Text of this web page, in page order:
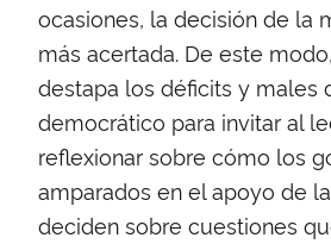
ocasiones, la decisión de la
más acertada. De este
destapa los déficits y males
democrático para invitar al
reflexionar sobre cómo los
amparados en el apoyo de
deciden sobre cuestiones